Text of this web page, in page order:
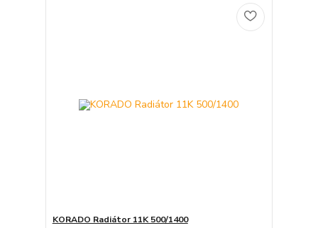
KORADO Radiátor 11K 500/1400